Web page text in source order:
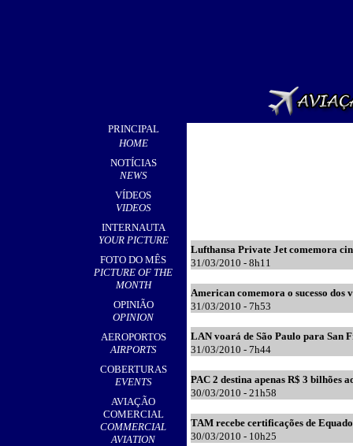
PRINCIPAL
HOME
NOTÍCIAS
NEWS
VÍDEOS
VIDEOS
INTERNAUTA
YOUR PICTURE
FOTO DO MÊS
PICTURE OF THE
MONTH
OPINIÃO
OPINION
AEROPORTOS
AIRPORTS
,
COBERTURAS
EVENTS
AVIAÇÃO
COMERCIAL
COMMERCIAL
AVIATION
Lufthansa Private Jet comemora
31/03/2010 - 8h11
American comemora o sucesso dos
31/03/2010 - 7h53
LAN voará de São Paulo para San
31/03/2010 - 7h44
PAC 2 destina apenas R$ 3 bilhões
30/03/2010 - 21h58
TAM recebe certificações de
30/03/2010 - 10h25